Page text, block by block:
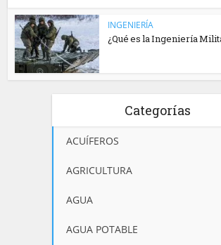
INGENIERÍA
¿Qué es la Ingeniería
Categorías
ACUÍFEROS
AGRICULTURA
AGUA
AGUA POTABLE